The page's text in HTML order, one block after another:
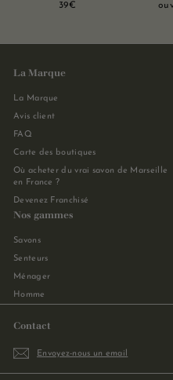
39€
La Marque
La Marque
Avis client
FAQ
Carte des boutiques
Où acheter du vrai savon de Marseille
en France ?
Devenez Franchisé
Nos gammes
Savons
Senteurs
Ménager
Homme
Contact
Envoyez-nous un email